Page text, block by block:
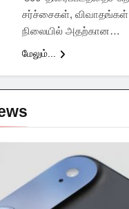
சர்ச்சைகள்‌, விவாதங்கள்‌
நிலையில்‌ அதற்கான…
மேலும்...